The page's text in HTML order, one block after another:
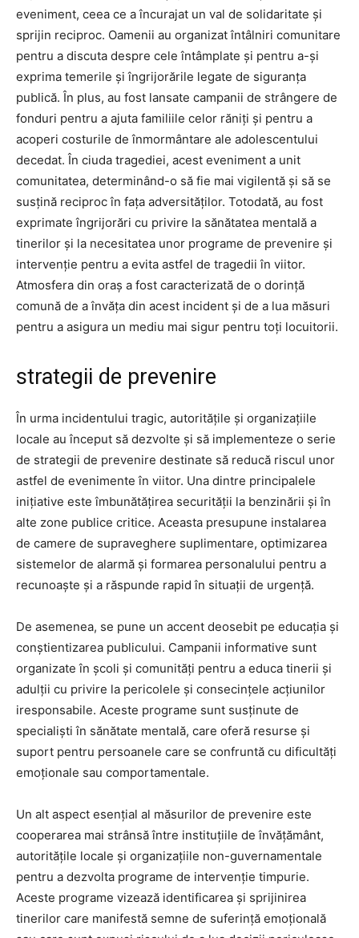
eveniment, ceea ce a încurajat un val de solidaritate și
sprijin reciproc. Oamenii au organizat întâlniri comunitare
pentru a discuta despre cele întâmplate și pentru a-și
exprima temerile și îngrijorările legate de siguranța
publică. În plus, au fost lansate campanii de strângere de
fonduri pentru a ajuta familiile celor răniți și pentru a
acoperi costurile de înmormântare ale adolescentului
decedat. În ciuda tragediei, acest eveniment a unit
comunitatea, determinând-o să fie mai vigilentă și să se
susțină reciproc în fața adversităților. Totodată, au fost
exprimate îngrijorări cu privire la sănătatea mentală a
tinerilor și la necesitatea unor programe de prevenire și
intervenție pentru a evita astfel de tragedii în viitor.
Atmosfera din oraș a fost caracterizată de o dorință
comună de a învăța din acest incident și de a lua măsuri
pentru a asigura un mediu mai sigur pentru toți locuitorii.
strategii de prevenire
În urma incidentului tragic, autoritățile și organizațiile
locale au început să dezvolte și să implementeze o serie
de strategii de prevenire destinate să reducă riscul unor
astfel de evenimente în viitor. Una dintre principalele
inițiative este îmbunătățirea securității la benzinării și în
alte zone publice critice. Aceasta presupune instalarea
de camere de supraveghere suplimentare, optimizarea
sistemelor de alarmă și formarea personalului pentru a
recunoaște și a răspunde rapid în situații de urgență.
De asemenea, se pune un accent deosebit pe educația și
conștientizarea publicului. Campanii informative sunt
organizate în școli și comunități pentru a educa tinerii și
adulții cu privire la pericolele și consecințele acțiunilor
iresponsabile. Aceste programe sunt susținute de
specialiști în sănătate mentală, care oferă resurse și
suport pentru persoanele care se confruntă cu dificultăți
emoționale sau comportamentale.
Un alt aspect esențial al măsurilor de prevenire este
cooperarea mai strânsă între instituțiile de învățământ,
autoritățile locale și organizațiile non-guvernamentale
pentru a dezvolta programe de intervenție timpurie.
Aceste programe vizează identificarea și sprijinirea
tinerilor care manifestă semne de suferință emoțională